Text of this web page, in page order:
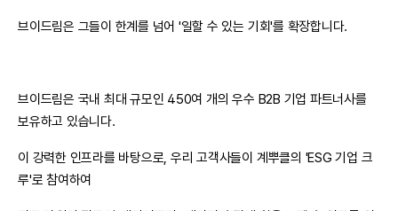
브이드림은 그들이 한계를 넘어 '일할 수 있는 기회'를 확장합니다.
브이드림은 국내 최대 규모인 450여 개의 우수 B2B 기업 파트너사를
보유하고 있습니다.
이 강력한 인프라를 바탕으로, 우리 고객사들이 계뿌클의 'ESG 기업 크
루'로 참여하여